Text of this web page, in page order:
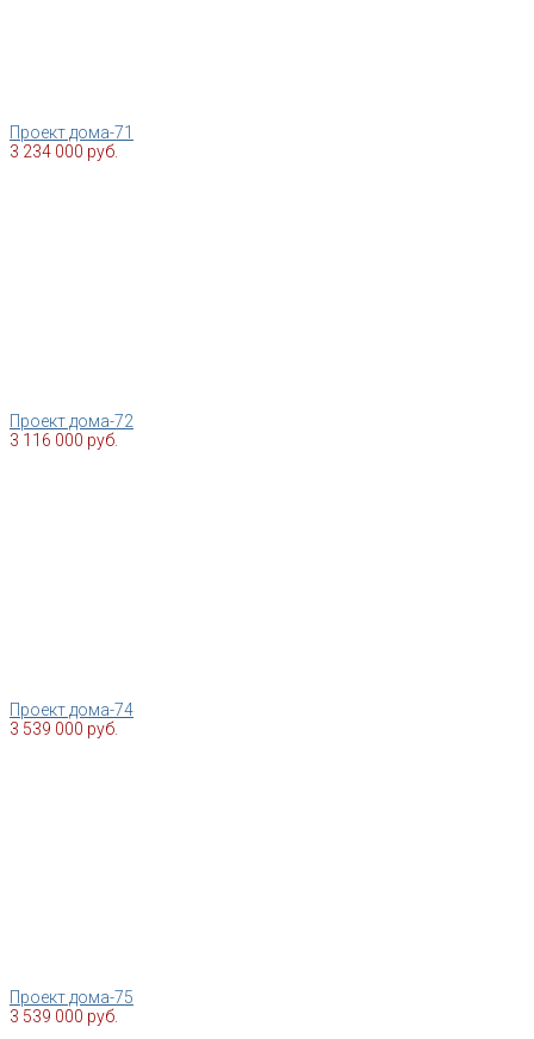
Проект дома-71
3 234 000 руб.
Проект дома-72
3 116 000 руб.
Проект дома-74
3 539 000 руб.
Проект дома-75
3 539 000 руб.